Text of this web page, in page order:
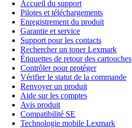
Accueil du support
Pilotes et téléchargements
Enregistrement du produit
Garantie et service
Support pour les contacts
Rechercher un toner Lexmark
Étiquettes de retour des cartouches
Contrôler pour protéger
Vérifier le statut de la commande
Renvoyer un produit
Aide sur les comptes
Avis produit
Compatibilité SE
Technologie mobile Lexmark